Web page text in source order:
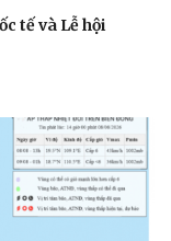
tế và Lễ hội